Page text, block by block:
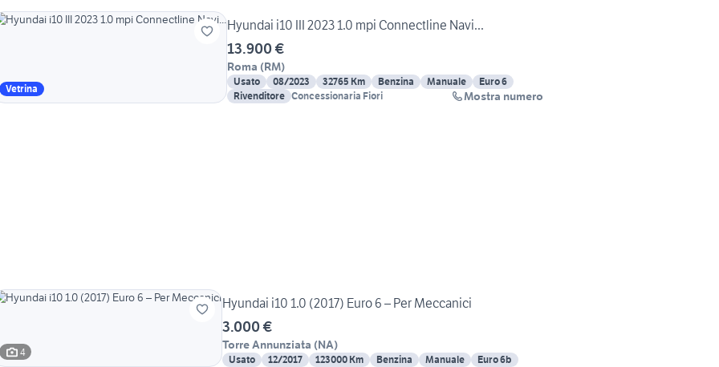
Vetrina
Hyundai i10 III 2023 1.0 mpi Connectline Navi...
13.900 €
Roma (RM)
Usato 08/2023 32765 Km Benzina Manuale
Euro 6
Rivenditore Concessionaria Fiori Mostra numero
4
Hyundai i10 1.0 (2017) Euro 6 – Per Meccanici
3.000 €
Torre Annunziata (NA)
Usato 12/2017 123000 Km Benzina Manuale Euro 6b